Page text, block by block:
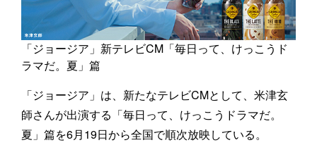
「ジョージア」新テレビCM「毎日って、けっこうド
ラマだ。夏」篇
「ジョージア」は、新たなテレビCMとして、米津玄
師さんが出演する「毎日って、けっこうドラマだ。
夏」篇を6月19日から全国で順次放映している。